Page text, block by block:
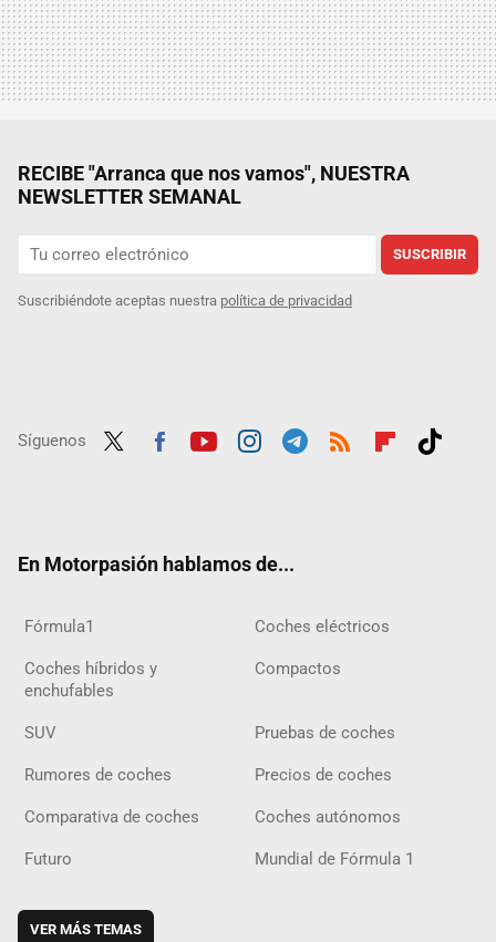
RECIBE "Arranca que nos vamos", NUESTRA
NEWSLETTER SEMANAL
SUSCRIBIR
Suscribiéndote aceptas nuestra política de privacidad
Síguenos
En Motorpasión hablamos de...
Fórmula1 Coches eléctricos
Coches híbridos y
enchufables
Compactos
SUV Pruebas de coches
Rumores de coches Precios de coches
Comparativa de coches Coches autónomos
Futuro Mundial de Fórmula 1
VER MÁS TEMAS